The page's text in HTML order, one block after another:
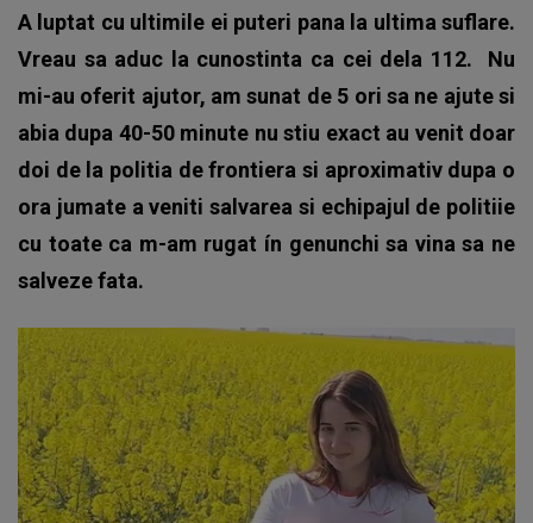
A luptat cu ultimile ei puteri pana la ultima suflare.
Vreau sa aduc la cunostinta ca cei dela 112. Nu
mi-au oferit ajutor, am sunat de 5 ori sa ne ajute si
abia dupa 40-50 minute nu stiu exact au venit doar
doi de la politia de frontiera si aproximativ dupa o
ora jumate a veniti salvarea si echipajul de politiie
cu toate ca m-am rugat ín genunchi sa vina sa ne
salveze fata.